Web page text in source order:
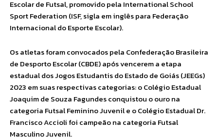
Escolar de Futsal, promovido pela International School
Sport Federation (ISF, sigla em inglês para Federação
Internacional do Esporte Escolar).
Os atletas foram convocados pela Confederação Brasileira
de Desporto Escolar (CBDE) após vencerem a etapa
estadual dos Jogos Estudantis do Estado de Goiás (JEEGs)
2023 em suas respectivas categorias: o Colégio Estadual
Joaquim de Souza Fagundes conquistou o ouro na
categoria Futsal Feminino Juvenil e o Colégio Estadual Dr.
Francisco Accioli foi campeão na categoria Futsal
Masculino Juvenil.